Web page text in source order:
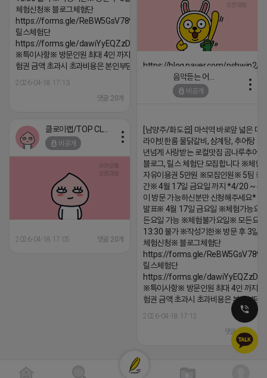
체험신청※ 블로그체험단
https://forms.gle/ReBW5GsV789ur2Pz6
릴스체험단
https://forms.gle/dawiYyEQZzDdqf8W8
※특이사항※ 방문인원 최대 4인 까지 가능 체
험권 금액 초과시 초과비용은 본인부담입니다.
2026-04-18 17:13
댓글:20개
https://blog.naver.com/pshwin2/
2026-04-18 17:12
비공개
[남양주/화도읍] 마석역 바로앞 넓은 매
라이빗한룸 물닭갈비, 삼계탕, 추어탕 맛
년넘게 사랑받는 로컬맛집 곰나루추어
블로그, 릴스 체험단 모집합니다 ※체험
자유이용권 5만원 ※모집인원※ 5팀 ※
간※ 4월 17일 금요일 까지 *4/20 ~ 4/
이 방문 가능하신분만 신청해주세요* ※
발표※ 4월 17일 금요일 ※체험가능요
든요일 가능 ※체험불가요일※ 모든요
13:30 불가 ※작성기한※ 방문 후 3일
체험신청※ 블로그체험단
https://forms.gle/
릴스체험단
https://forms.gle/
※특이사항※ 방문인원 최대 4인 까지
험권 금액 초과시 초과비용은 본인부담
2026-04-18 17:12
댓글:20개
비공개
2026-04-18 17:05 댓글:20개